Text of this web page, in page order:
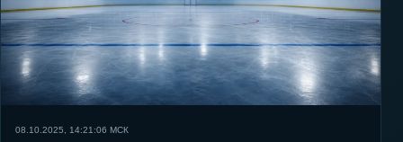
08.10.2025, 14:21:06 МСК